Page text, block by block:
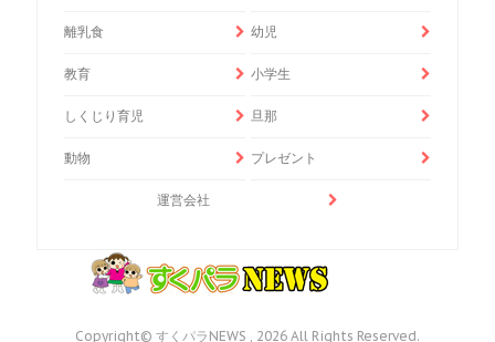
離乳食 幼児
教育 小学生
しくじり育児 旦那
動物 プレゼント
運営会社
Copyright© すくパラNEWS , 2026 All Rights Reserved.